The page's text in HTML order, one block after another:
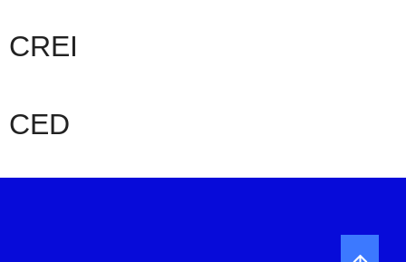
CREI
CED